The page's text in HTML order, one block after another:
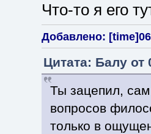
Что-то я его
Добавлено:
Цитата: Балу от
Ты зацепил,
вопросов
только в